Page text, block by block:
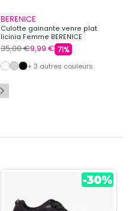
BERENICE
Culotte gainante venre plat
licinia Femme BERENICE
35,00 €9,99 € 71%
+ 3 autres couleurs